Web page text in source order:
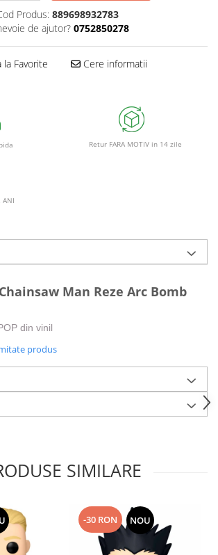
Produs: 889698932783
de ajutor? 0752850278
Favorite Cere informatii
Retur FARA MOTIV in 14 zile
ANI
Man Reze Arc Bomb
din vinil
produs
SIMILARE
-30 RON NOU